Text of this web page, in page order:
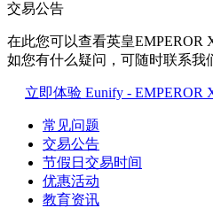
交易公告
在此您可以查看英皇EMPEROR
如您有什么疑问，可随时联系我
立即体验 Eunify - EMPEROR
常见问题
交易公告
节假日交易时间
优惠活动
教育资讯